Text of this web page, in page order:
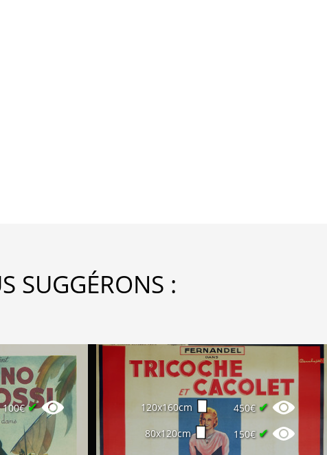
SUGGÉRONS :
100€✔ 120x160cm 450€ ✔
80x120cm 150€ ✔